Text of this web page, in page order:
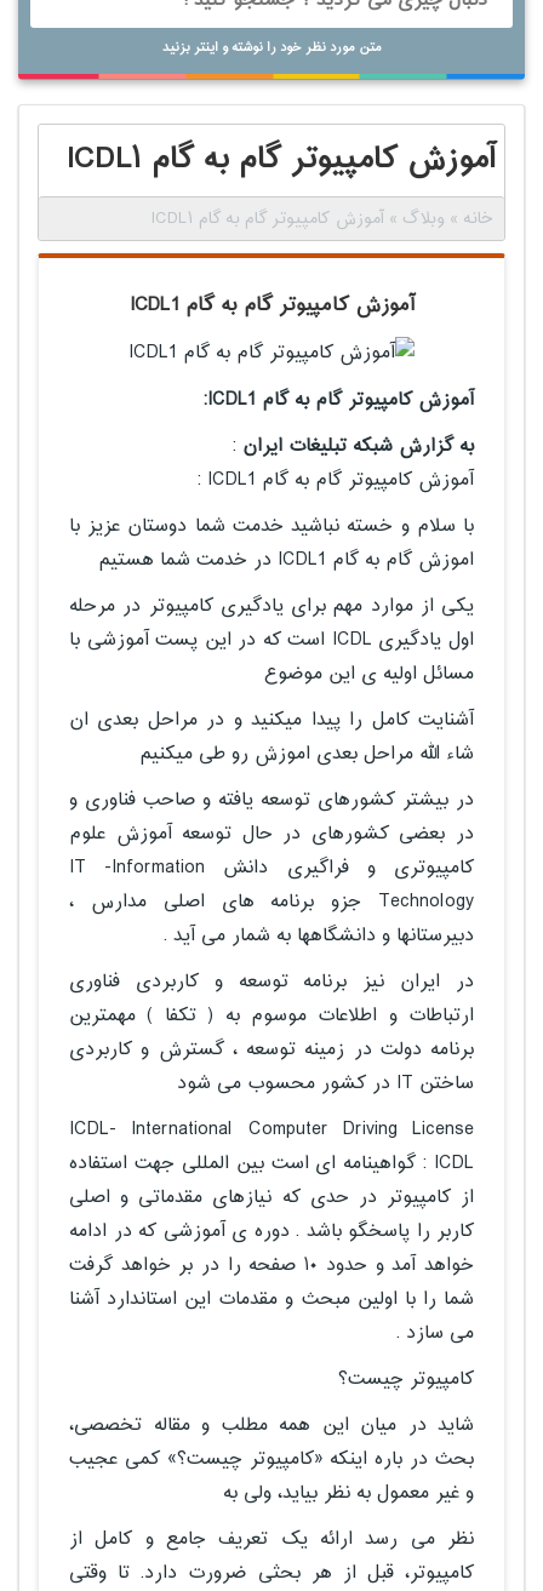
متن مورد نظر خود را نوشته و اینتر بزنید
آموزش کامپیوتر گام به گام ICDL۱
خانه » وبلاگ » آموزش کامپیوتر گام به گام ICDL۱
آموزش کامپیوتر گام به گام ICDL1
آموزش کامپیوتر گام به گام ICDL1:
به گزارش شبکه تبلیغات ایران :‌
آموزش کامپیوتر گام به گام ICDL1 :
با سلام و خسته نباشید خدمت شما دوستان عزیز با
اموزش گام به گام ICDL1 در خدمت شما هستیم
یکی از موارد مهم برای یادگیری کامپیوتر در مرحله
اول یادگیری ICDL است که در این پست آموزشی با
مسائل اولیه ی این موضوع
آشنایت کامل را پیدا میکنید و در مراحل بعدی ان
شاء الله مراحل بعدی اموزش رو طی میکنیم
در بیشتر کشورهای توسعه یافته و صاحب فناوری و
در بعضی کشورهای در حال توسعه آموزش علوم
کامپیوتری و فراگیری دانش IT -Information
Technology جزو برنامه های اصلی مدارس ،
دبیرستانها و دانشگاهها به شمار می آید .
در ایران نیز برنامه توسعه و کاربردی فناوری
ارتباطات و اطلاعات موسوم به ( تکفا ) مهمترین
برنامه دولت در زمینه توسعه ، گسترش و کاربردی
ساختن IT در کشور محسوب می شود
ICDL- International Computer Driving License
ICDL : گواهینامه ای است بین المللی جهت استفاده
از کامپیوتر در حدی که نیازهای مقدماتی و اصلی
کاربر را پاسخگو باشد . دوره ی آموزشی که در ادامه
خواهد آمد و حدود ۱۰ صفحه را در بر خواهد گرفت
شما را با اولین مبحث و مقدمات این استاندارد آشنا
می سازد .
کامپیوتر چیست؟
شاید در میان این همه مطلب و مقاله تخصصی،
بحث در باره اینکه «کامپیوتر چیست؟» کمی عجیب
و غیر معمول به نظر بیاید، ولی به
نظر می رسد ارائه یک تعریف جامع و کامل از
کامپیوتر، قبل از هر بحثی ضرورت دارد. تا وقتی